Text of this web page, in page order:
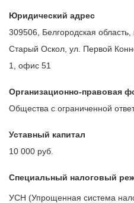
Юридический адрес
309506, Белгородская область,
Старый Оскол, ул. Первой
1, офис 51
Организационно-правовая
Общества с ограниченной
Уставный капитал
10 000 руб.
Специальный налоговый
УСН (Упрощенная система